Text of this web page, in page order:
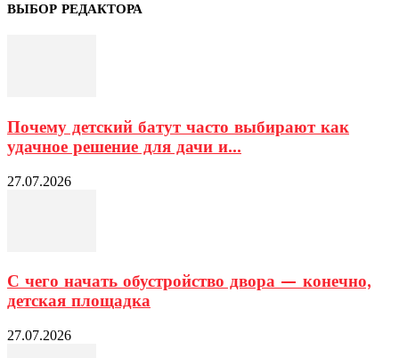
ВЫБОР РЕДАКТОРА
Почему детский батут часто выбирают как
удачное решение для дачи и...
27.07.2026
С чего начать обустройство двора — конечно,
детская площадка
27.07.2026